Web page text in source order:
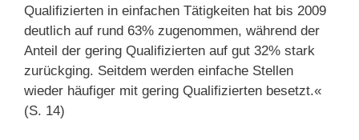
Qualifizierten in einfachen Tätigkeiten hat bis 2009
deutlich auf rund 63% zugenommen, während der
Anteil der gering Qualifizierten auf gut 32% stark
zurückging. Seitdem werden einfache Stellen
wieder häufiger mit gering Qualifizierten besetzt.«
(S. 14)